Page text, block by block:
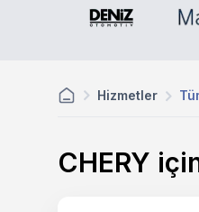
Hizmetler
CHERY